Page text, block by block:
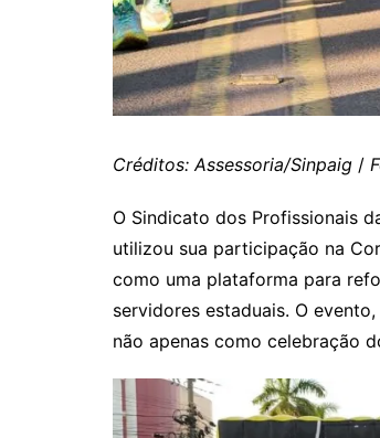
Créditos: Assessoria/Sinpaig /
O Sindicato dos Profissionais
utilizou sua participação na
como uma plataforma para
servidores estaduais. O
não apenas como celebração